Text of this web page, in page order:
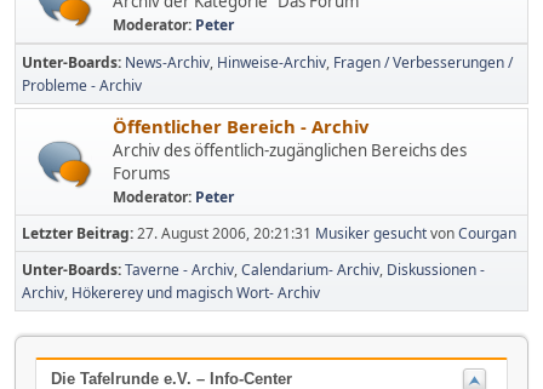
Moderator: Peter
Unter-Boards News-Archiv Hinweise-Archiv Fragen / Verbesserungen /
Probleme - Archiv
Öffentlicher Bereich - Archiv
Archiv des öffentlich-zugänglichen Bereichs des
Forums
Moderator: Peter
Letzter Beitrag:27. August 2006, 20:21:31 Musiker gesuchtvonCourgan
Unter-Boards Taverne - Archiv Calendarium- Archiv Diskussionen -
Archiv Hökererey und magisch Wort- Archiv
Die Tafelrunde e.V. – Info-Center